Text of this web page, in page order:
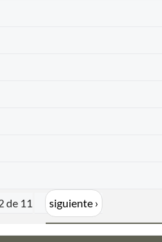
de 11 siguiente ›